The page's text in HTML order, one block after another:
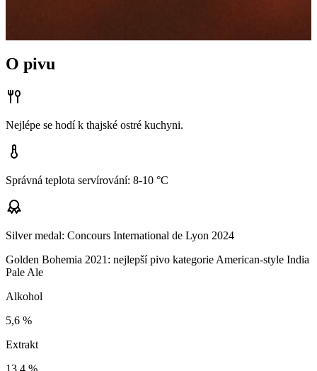
O pivu
Nejlépe se hodí k thajské ostré kuchyni.
Správná teplota servírování: 8-10 °C
Silver medal: Concours International de Lyon 2024
Golden Bohemia 2021: nejlepší pivo kategorie American-style India
Pale Ale
Alkohol
5,6 %
Extrakt
13,4 %